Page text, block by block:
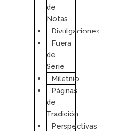
de
Notas
Divulgaciones
Fuera
de
Serie
Miletnio
Páginas
de
Tradición
Perspectivas